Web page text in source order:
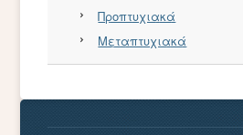
Προπτυχιακά
Μεταπτυχιακά